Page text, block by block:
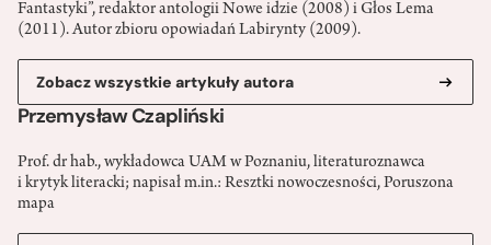
Fantastyki”, redaktor antologii Nowe idzie (2008) i Głos Lema
(2011). Autor zbioru opowiadań Labirynty (2009).
Zobacz wszystkie artykuły autora
Przemysław Czapliński
Prof. dr hab., wykładowca UAM w Poznaniu, literaturoznawca
i krytyk literacki; napisał m.in.: Resztki nowoczesności, Poruszona
mapa